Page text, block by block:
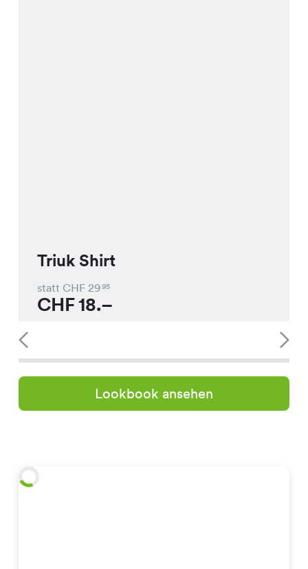
Triuk Shirt
statt CHF 2995
CHF18.–
Lookbook ansehen